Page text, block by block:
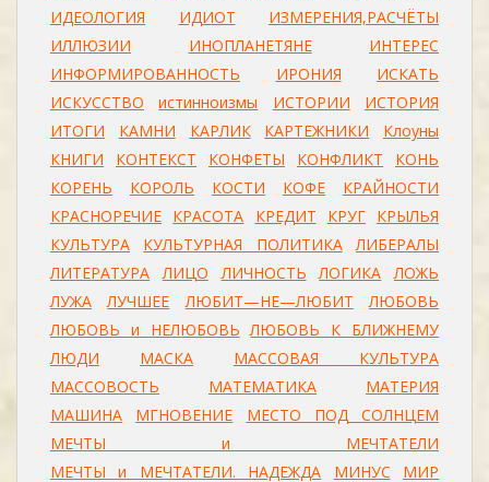
ИДЕОЛОГИЯ
ИДИОТ
ИЗМЕРЕНИЯ,РАСЧЁТЫ
ИЛЛЮЗИИ
ИНОПЛАНЕТЯНЕ
ИНТЕРЕС
ИНФОРМИРОВАННОСТЬ
ИРОНИЯ
ИСКАТЬ
ИСКУССТВО
истинноизмы ИСТОРИИ
ИСТОРИЯ
ИТОГИ
КАМНИ КАРЛИК КАРТЕЖНИКИ
Клоуны
КНИГИ
КОНТЕКСТ КОНФЕТЫ КОНФЛИКТ
КОНЬ
КОРЕНЬ
КОРОЛЬ КОСТИ КОФЕ
КРАЙНОСТИ
КРАСНОРЕЧИЕ КРАСОТА КРЕДИТ КРУГ КРЫЛЬЯ
КУЛЬТУРА
КУЛЬТУРНАЯ ПОЛИТИКА
ЛИБЕРАЛЫ
ЛИТЕРАТУРА
ЛИЦО ЛИЧНОСТЬ ЛОГИКА
ЛОЖЬ
ЛУЖА
ЛУЧШЕЕ ЛЮБИТ—НЕ—ЛЮБИТ
ЛЮБОВЬ
ЛЮБОВЬ и НЕЛЮБОВЬ ЛЮБОВЬ К БЛИЖНЕМУ
ЛЮДИ
МАСКА
МАССОВАЯ КУЛЬТУРА
МАССОВОСТЬ
МАТЕМАТИКА
МАТЕРИЯ
МАШИНА
МГНОВЕНИЕ
МЕСТО ПОД СОЛНЦЕМ
МЕЧТЫ и МЕЧТАТЕЛИ
МЕЧТЫ и МЕЧТАТЕЛИ. НАДЕЖДА
МИНУС
МИР